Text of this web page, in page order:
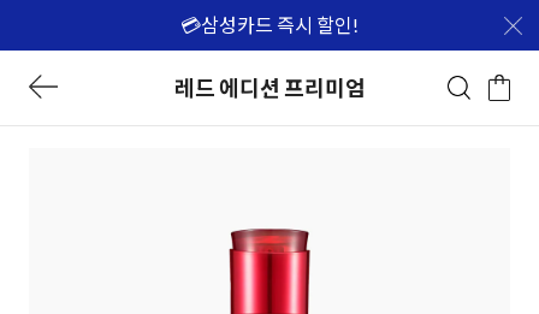
💳삼성카드 즉시 할인!
레드 에디션 프리미엄